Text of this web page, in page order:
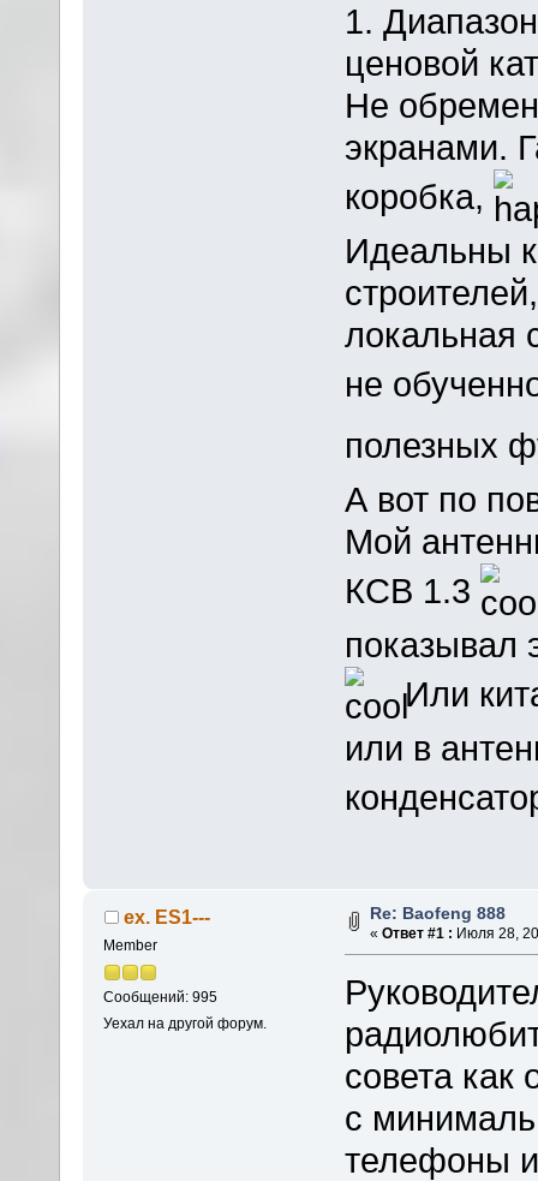
1.
ценовой
Не
экранами.
коробка,
Идеальны
локальная
не
полезных
А вот по
Мой
КСВ 1.3
показывал
Или
или в
ex. ES1---
Member
Сообщений: 995
Уехал на другой форум.
Re: Baofeng 888
«Ответ #1 : Июля 28,
совета как
с
телефоны и